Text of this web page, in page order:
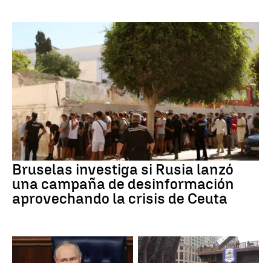
Bruselas investiga si Rusia lanzó
una campaña de desinformación
aprovechando la crisis de Ceuta